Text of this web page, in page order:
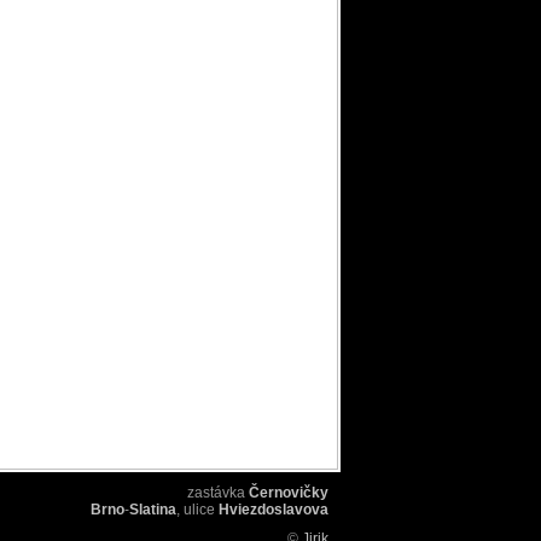
zastávka Černovičky
Brno-Slatina, ulice Hviezdoslavova